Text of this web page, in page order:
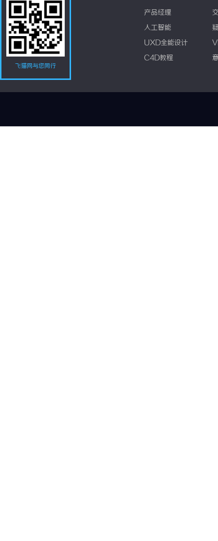
飞猫网与您同行
产品经理
人工智能
UXD全能设计
C4D教程